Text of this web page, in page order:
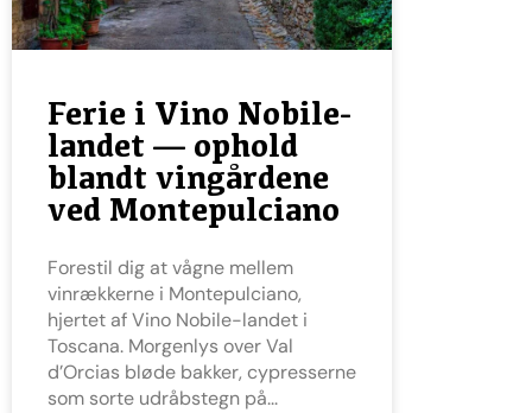
Ferie i Vino Nobile-
landet — ophold
blandt vingårdene
ved Montepulciano
Forestil dig at vågne mellem
vinrækkerne i Montepulciano,
hjertet af Vino Nobile-landet i
Toscana. Morgenlys over Val
d’Orcias bløde bakker, cypresserne
som sorte udråbstegn på